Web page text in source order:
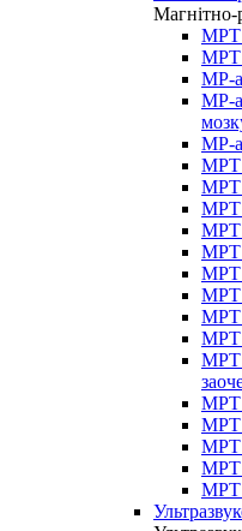
Магнітно-
МРТ
МРТ
МР-
МР-
МР-
МРТ
МРТ
МРТ
МРТ
МРТ
МРТ
МРТ
МРТ
МРТ
МРТ
МРТ
МРТ
МРТ
МРТ
МРТ